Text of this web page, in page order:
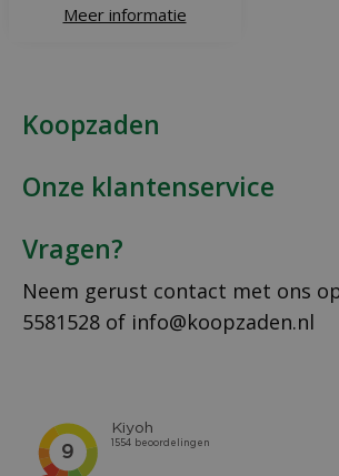
Meer informatie
Koopzaden
Onze klantenservice
Vragen?
Neem gerust contact met ons
5581528 of info@koopzaden.nl